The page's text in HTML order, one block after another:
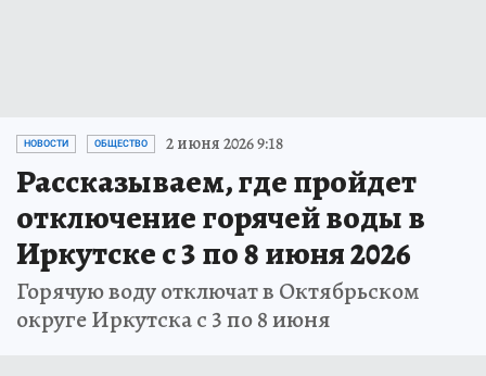
НОВОСТИ ОБЩЕСТВО 2 июня 2026 9:18
Рассказываем, где пройдет
отключение горячей воды в
Иркутске с 3 по 8 июня 2026
Горячую воду отключат в Октябрьском
округе Иркутска с 3 по 8 июня